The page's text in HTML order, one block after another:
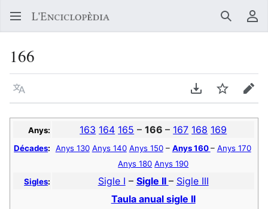
Buscar
166
Llegir en un atre idioma Descarregar en
Vigilar
Anys: 163 164 165 –166– 167 168 169
Décades: Anys 130 Anys 140 Anys 150– Anys 160– Anys 170
Anys 180 Anys 190
Sigles: Sigle I – Sigle II – Sigle III
Taula anual sigle II